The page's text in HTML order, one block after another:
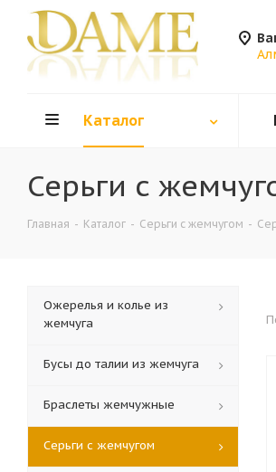
Каталог
Серьги с
Главная - Каталог - Серьги с жемчугом -
Ожерелья и колье из
жемчуга
Бусы до талии из жемчуга
Браслеты жемчужные
Серьги с жемчугом